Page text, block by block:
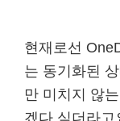
현재로선
는 동기화된
만 미치지 않
겠다 싶더라고